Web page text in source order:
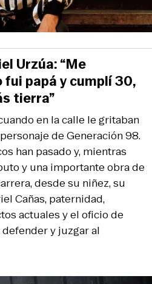
en la calle le gritaban
de Generación 98.
han pasado y, mientras
y una importante obra de
desde su niñez, su
Cañas, paternidad,
actuales y el oficio de
y juzgar al
Urzúa: “Me
papá y cumplí 30,
tierra”